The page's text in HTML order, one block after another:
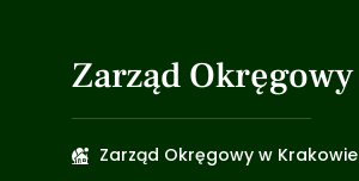
Zarząd Okręgowy
Zarząd Okręgowy w Krakowie